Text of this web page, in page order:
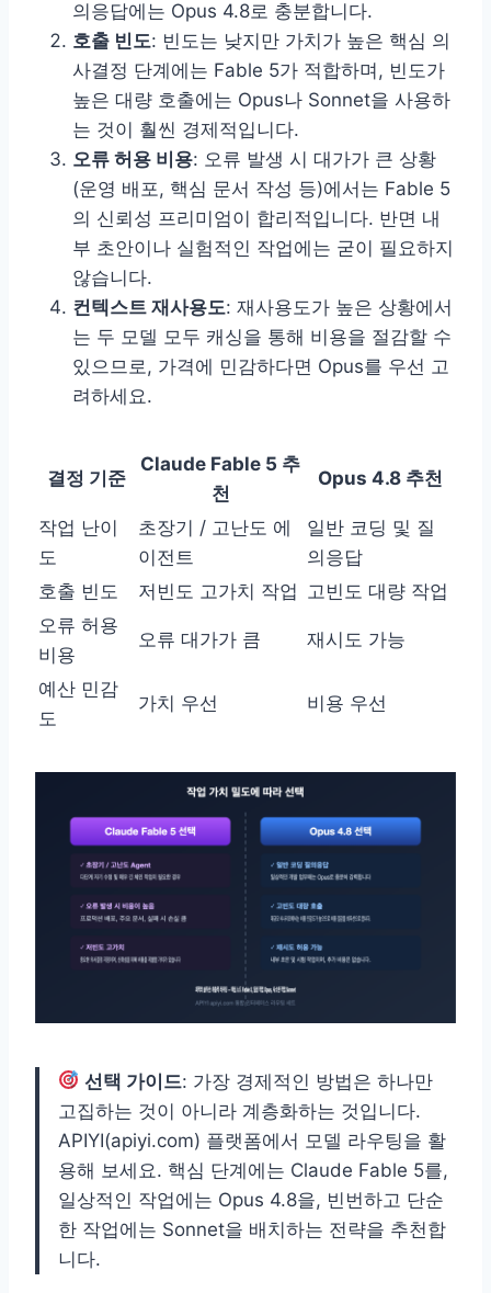
의응답에는 Opus 4.8로 충분합니다.
호출 빈도: 빈도는 낮지만 가치가 높은 핵심 의
사결정 단계에는 Fable 5가 적합하며, 빈도가
높은 대량 호출에는 Opus나 Sonnet을 사용하
는 것이 훨씬 경제적입니다.
오류 허용 비용: 오류 발생 시 대가가 큰 상황
(운영 배포, 핵심 문서 작성 등)에서는 Fable 5
의 신뢰성 프리미엄이 합리적입니다. 반면 내
부 초안이나 실험적인 작업에는 굳이 필요하지
않습니다.
컨텍스트 재사용도: 재사용도가 높은 상황에서
는 두 모델 모두 캐싱을 통해 비용을 절감할 수
있으므로, 가격에 민감하다면 Opus를 우선 고
려하세요.
결정 기준
Claude Fable 5 추
천
Opus 4.8 추천
작업 난이
도
초장기 / 고난도 에
이전트
일반 코딩 및 질
의응답
호출 빈도
저빈도 고가치 작업 고빈도 대량 작업
오류 허용
비용
오류 대가가 큼 재시도 가능
예산 민감
도
가치 우선 비용 우선
선택 가이드: 가장 경제적인 방법은 하나만
고집하는 것이 아니라 계층화하는 것입니다.
APIYI(apiyi.com) 플랫폼에서 모델 라우팅을 활
용해 보세요. 핵심 단계에는 Claude Fable 5를,
일상적인 작업에는 Opus 4.8을, 빈번하고 단순
한 작업에는 Sonnet을 배치하는 전략을 추천합
니다.